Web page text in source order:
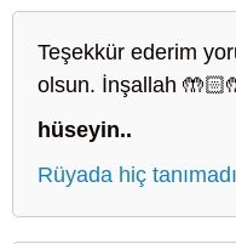
Teşekkür ederim
olsun. İnşallah
hüseyin..
Rüyada hiç